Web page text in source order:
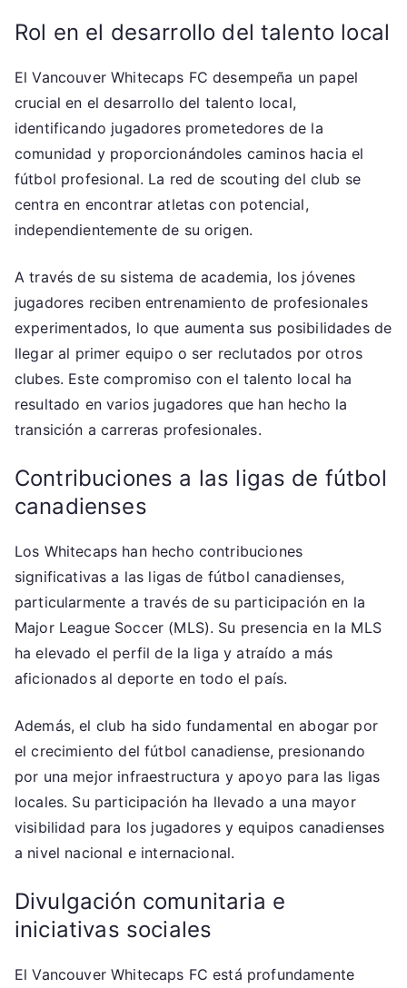
Rol en el desarrollo del talento local
El Vancouver Whitecaps FC desempeña un papel
crucial en el desarrollo del talento local,
identificando jugadores prometedores de la
comunidad y proporcionándoles caminos hacia el
fútbol profesional. La red de scouting del club se
centra en encontrar atletas con potencial,
independientemente de su origen.
A través de su sistema de academia, los jóvenes
jugadores reciben entrenamiento de profesionales
experimentados, lo que aumenta sus posibilidades de
llegar al primer equipo o ser reclutados por otros
clubes. Este compromiso con el talento local ha
resultado en varios jugadores que han hecho la
transición a carreras profesionales.
Contribuciones a las ligas de fútbol
canadienses
Los Whitecaps han hecho contribuciones
significativas a las ligas de fútbol canadienses,
particularmente a través de su participación en la
Major League Soccer (MLS). Su presencia en la MLS
ha elevado el perfil de la liga y atraído a más
aficionados al deporte en todo el país.
Además, el club ha sido fundamental en abogar por
el crecimiento del fútbol canadiense, presionando
por una mejor infraestructura y apoyo para las ligas
locales. Su participación ha llevado a una mayor
visibilidad para los jugadores y equipos canadienses
a nivel nacional e internacional.
Divulgación comunitaria e
iniciativas sociales
El Vancouver Whitecaps FC está profundamente